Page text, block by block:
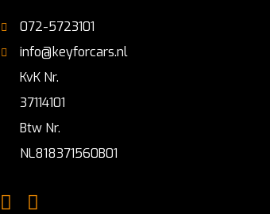
072-5723101
info@keyforcars.nl
KvK Nr.
37114101
Btw Nr.
NL818371560B01